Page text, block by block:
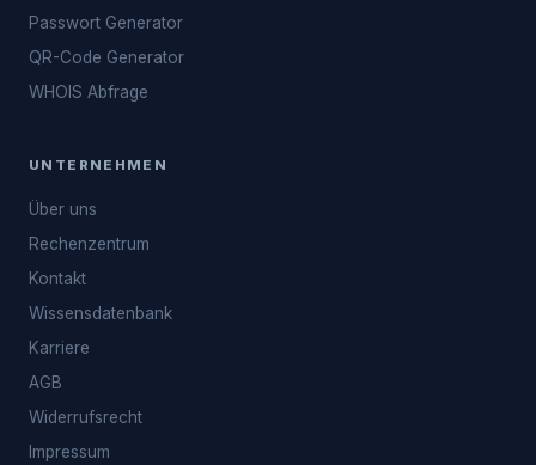
Passwort Generator
QR-Code Generator
WHOIS Abfrage
UNTERNEHMEN
Über uns
Rechenzentrum
Kontakt
Wissensdatenbank
Karriere
AGB
Widerrufsrecht
Impressum